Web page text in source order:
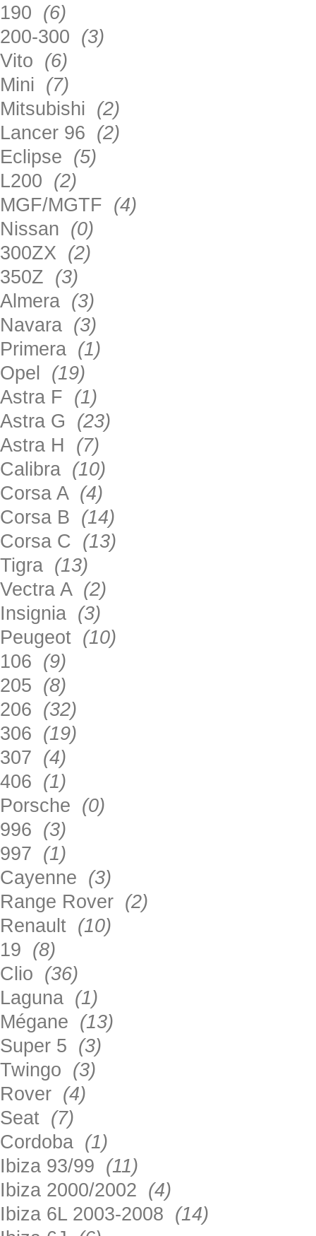
190 (6)
200-300 (3)
Vito (6)
Mini (7)
Mitsubishi (2)
Lancer 96 (2)
Eclipse (5)
L200 (2)
MGF/MGTF (4)
Nissan (0)
300ZX (2)
350Z (3)
Almera (3)
Navara (3)
Primera (1)
Opel (19)
Astra F (1)
Astra G (23)
Astra H (7)
Calibra (10)
Corsa A (4)
Corsa B (14)
Corsa C (13)
Tigra (13)
Vectra A (2)
Insignia (3)
Peugeot (10)
106 (9)
205 (8)
206 (32)
306 (19)
307 (4)
406 (1)
Porsche (0)
996 (3)
997 (1)
Cayenne (3)
Range Rover (2)
Renault (10)
19 (8)
Clio (36)
Laguna (1)
Mégane (13)
Super 5 (3)
Twingo (3)
Rover (4)
Seat (7)
Cordoba (1)
Ibiza 93/99 (11)
Ibiza 2000/2002 (4)
Ibiza 6L 2003-2008 (14)